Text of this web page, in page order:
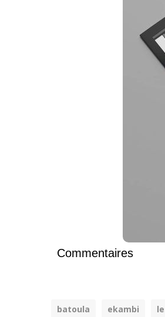
Commentaires
batoula ekambi